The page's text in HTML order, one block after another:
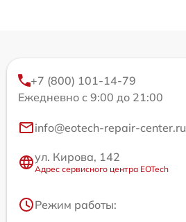
+7 (800) 101-14-79
Ежедневно с 9:00 до 21:00
info@eotech-repair-center.ru
ул. Кирова, 142
Адрес сервисного центра EOTech
Режим работы: